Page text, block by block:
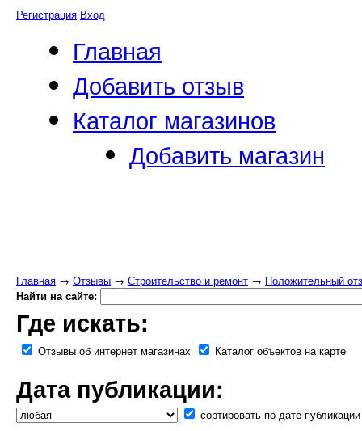
Регистрация Вход
Главная
Добавить отзыв
Каталог магазинов
Добавить магазин
Главная → Отзывы → Строительство и ремонт → Положительный
Найти на сайте:
Где искать:
Отзывы об интернет магазинах Каталог объектов на карте
Дата публикации:
сортировать по дате публикации